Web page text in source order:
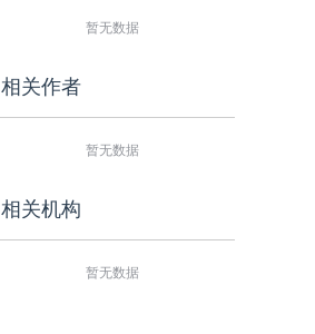
暂无数据
相关作者
暂无数据
相关机构
暂无数据